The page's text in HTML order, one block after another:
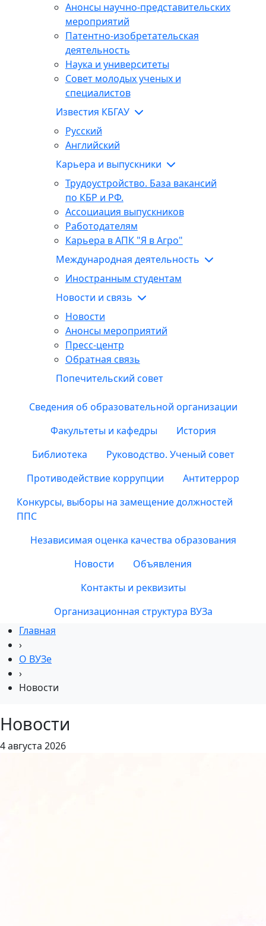
Анонсы научно-представительских
мероприятий
Патентно-изобретательская
деятельность
Наука и университеты
Совет молодых ученых и
специалистов
Известия КБГАУ
Русский
Английский
Карьера и выпускники
Трудоустройство. База вакансий
по КБР и РФ.
Ассоциация выпускников
Работодателям
Карьера в АПК "Я в Агро"
Международная деятельность
Иностранным студентам
Новости и связь
Новости
Анонсы мероприятий
Пресс-центр
Обратная связь
Попечительский совет
Сведения об образовательной организации
Факультеты и кафедры
История
Библиотека
Руководство. Ученый совет
Противодействие коррупции
Антитеррор
Конкурсы, выборы на замещение должностей
ППС
Независимая оценка качества образования
Новости
Объявления
Контакты и реквизиты
Организационная структура ВУЗа
Главная
›
О ВУЗе
›
Новости
Новости
4 августа 2026